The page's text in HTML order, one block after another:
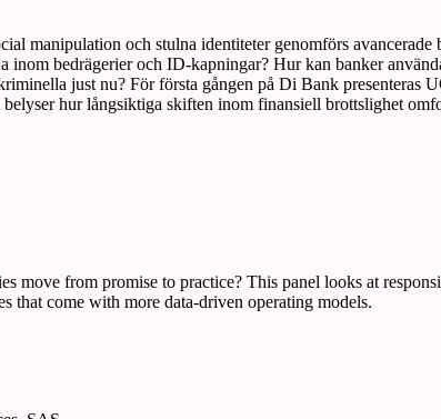
manipulation och stulna identiteter genomförs avancerade
bedrägerier och ID-kapningar? Hur kan banker
just nu? För första gången på Di Bank presenteras
hur långsiktiga skiften inom finansiell brottslighet
from promise to practice? This panel looks at
that come with more data‑driven operating models.